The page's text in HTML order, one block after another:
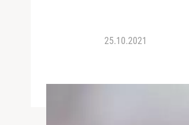
25.10.2021